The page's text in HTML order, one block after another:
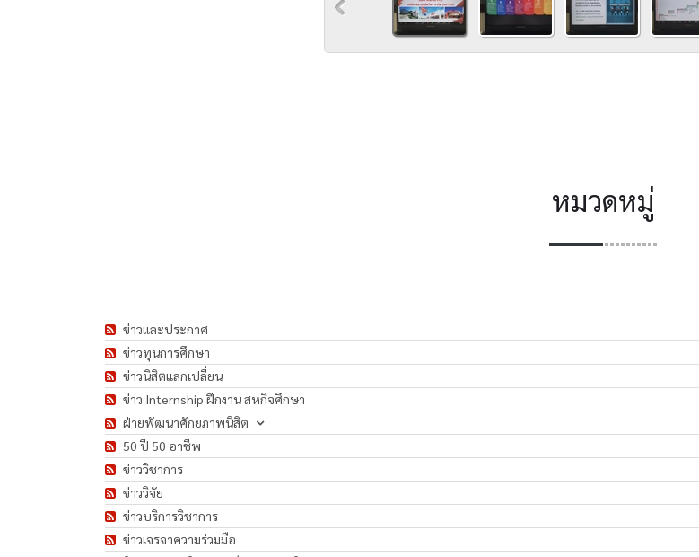
หมวดหมู่
ข่าวและประกาศ
ข่าวทุนการศึกษา
ข่าวนิสิตแลกเปลี่ยน
ข่าว Internship ฝึกงาน สหกิจศึกษา
ฝ่ายพัฒนาศักยภาพนิสิต
50 ปี 50 อาชีพ
ข่าววิชาการ
ข่าววิจัย
ข่าวบริการวิชาการ
ข่าวเจรจาความร่วมมือ